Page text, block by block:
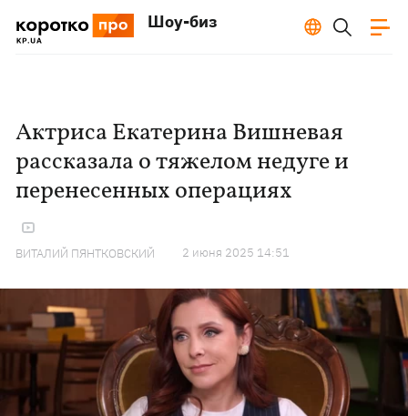
Шоу-биз
Актриса Екатерина Вишневая
рассказала о тяжелом недуге и
перенесенных операциях
ВИТАЛИЙ ПЯНТКОВСКИЙ 2 июня 2025 14:51